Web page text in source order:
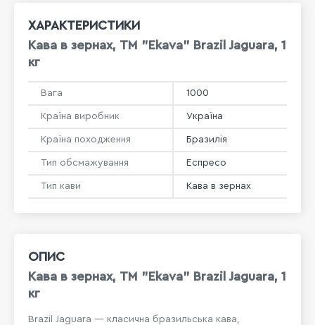
ОПИС
Кава в зернах, ТМ "Ekava" Brazil Jaguara, 1
кг
Brazil Jaguara — класична бразильська кава,
ХАРАКТЕРИСТИКИ
Кава в зернах, ТМ "Ekava" Brazil Jaguara, 1
кг
Вага 1000
Країна виробник Україна
Країна походження Бразилія
Тип обсмажування Еспресо
Тип кави Кава в зернах